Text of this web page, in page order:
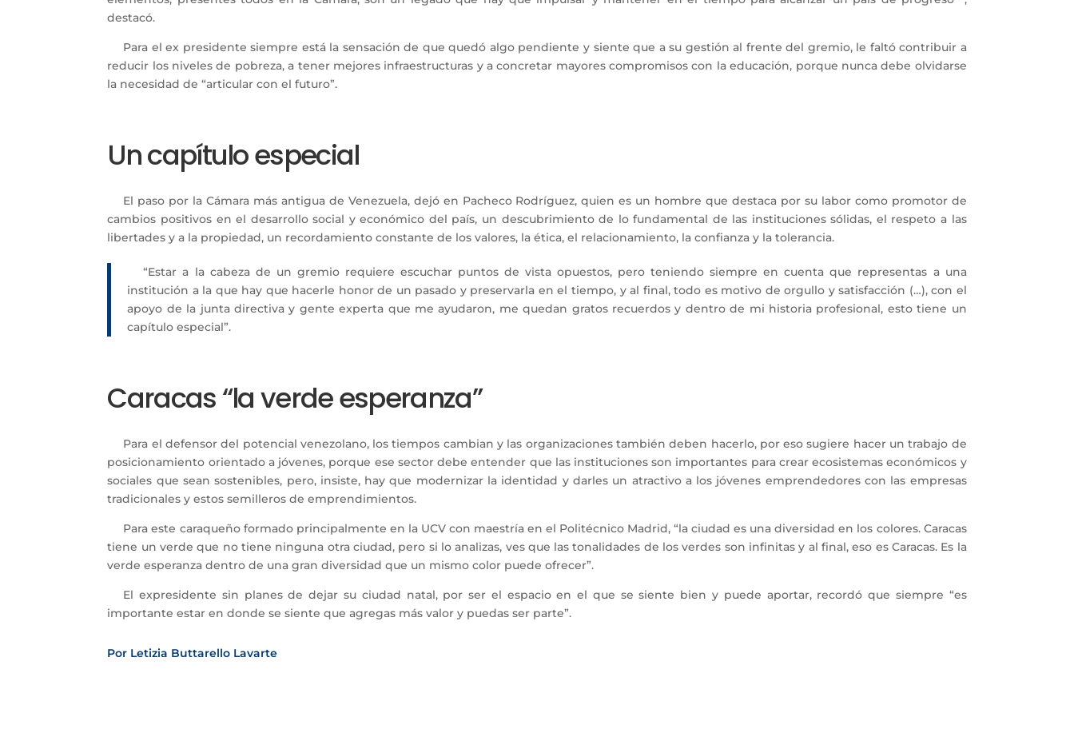
destacó.
Para el ex presidente siempre está la sensación de que quedó algo pendiente y siente que a su gestión al frente del gremio, le faltó contribuir a
reducir los niveles de pobreza, a tener mejores infraestructuras y a concretar mayores compromisos con la educación, porque nunca debe olvidarse
la necesidad de “articular con el futuro”.
Un capítulo especial
El paso por la Cámara más antigua de Venezuela, dejó en Pacheco Rodríguez, quien es un hombre que destaca por su labor como promotor de
cambios positivos en el desarrollo social y económico del país, un descubrimiento de lo fundamental de las instituciones sólidas, el respeto a las
libertades y a la propiedad, un recordamiento constante de los valores, la ética, el relacionamiento, la confianza y la tolerancia.
“Estar a la cabeza de un gremio requiere escuchar puntos de vista opuestos, pero teniendo siempre en cuenta que representas a una
institución a la que hay que hacerle honor de un pasado y preservarla en el tiempo, y al final, todo es motivo de orgullo y satisfacción (…), con el
apoyo de la junta directiva y gente experta que me ayudaron, me quedan gratos recuerdos y dentro de mi historia profesional, esto tiene un
capítulo especial”.
Caracas “la verde esperanza”
Para el defensor del potencial venezolano, los tiempos cambian y las organizaciones también deben hacerlo, por eso sugiere hacer un trabajo de
posicionamiento orientado a jóvenes, porque ese sector debe entender que las instituciones son importantes para crear ecosistemas económicos y
sociales que sean sostenibles, pero, insiste, hay que modernizar la identidad y darles un atractivo a los jóvenes emprendedores con las empresas
tradicionales y estos semilleros de emprendimientos.
Para este caraqueño formado principalmente en la UCV con maestría en el Politécnico Madrid, “la ciudad es una diversidad en los colores. Caracas
tiene un verde que no tiene ninguna otra ciudad, pero si lo analizas, ves que las tonalidades de los verdes son infinitas y al final, eso es Caracas. Es la
verde esperanza dentro de una gran diversidad que un mismo color puede ofrecer”.
El expresidente sin planes de dejar su ciudad natal, por ser el espacio en el que se siente bien y puede aportar, recordó que siempre “es
importante estar en donde se siente que agregas más valor y puedas ser parte”.
Por Letizia Buttarello Lavarte